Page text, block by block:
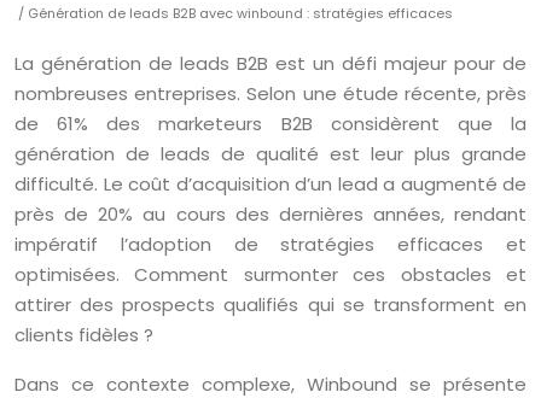
/ Génération de leads B2B avec winbound : stratégies efficaces
La génération de leads B2B est un défi majeur pour de
nombreuses entreprises. Selon une étude récente, près
de 61% des marketeurs B2B considèrent que la
génération de leads de qualité est leur plus grande
difficulté. Le coût d’acquisition d’un lead a augmenté de
près de 20% au cours des dernières années, rendant
impératif l’adoption de stratégies efficaces et
optimisées. Comment surmonter ces obstacles et
attirer des prospects qualifiés qui se transforment en
clients fidèles ?
Dans ce contexte complexe, Winbound se présente